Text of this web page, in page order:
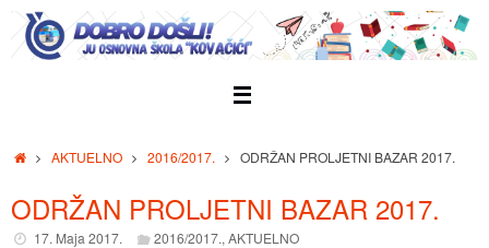
Skip
content
HomeAKTUELNO 2016/2017. ODRŽAN PROLJETNI BAZAR 2017.
ODRŽAN PROLJETNI BAZAR 2017.
17. Maja 2017. 2016/2017.,AKTUELNO